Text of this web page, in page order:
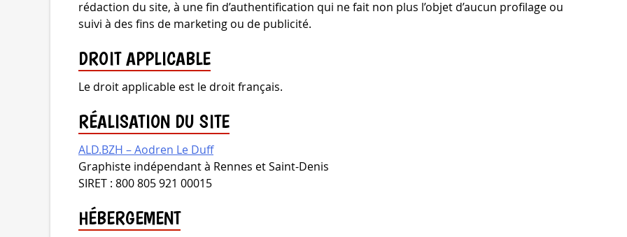
rédaction du site, à une fin d’authentification qui ne fait non plus l’objet d’aucun profilage ou
suivi à des fins de marketing ou de publicité.
DROIT APPLICABLE
Le droit applicable est le droit français.
RÉALISATION DU SITE
ALD.BZH – Aodren Le Duff
Graphiste indépendant à Rennes et Saint-Denis
SIRET : 800 805 921 00015
HÉBERGEMENT